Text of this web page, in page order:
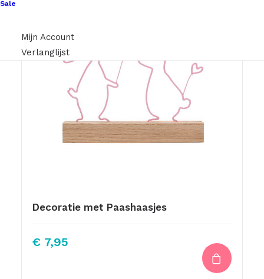
Sale
Mijn Account
Verlanglijst
Decoratie met Paashaasjes
€ 7,95